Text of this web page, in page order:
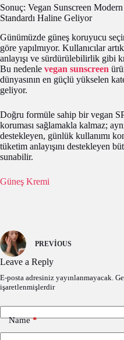
Sonuç: Vegan Sunscreen
Standardı Haline Geliyor
Günümüzde güneş koruyucu
göre yapılmıyor. Kullanıcılar
anlayışı ve sürdürülebilirlik gibi
Bu nedenle vegan sunscreen
dünyasının en güçlü yükselen
geliyor.
Doğru formüle sahip bir vegan
koruması sağlamakla kalmaz;
destekleyen, günlük kullanımı
tüketim anlayışını destekleyen
sunabilir.
Güneş Kremi
PREVIOUS
Leave a Reply
E-posta adresiniz yayınlanmayacak.
işaretlenmişlerdir
Name*